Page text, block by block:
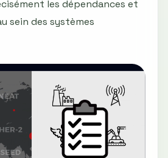
les dépendances et
sein des systèmes